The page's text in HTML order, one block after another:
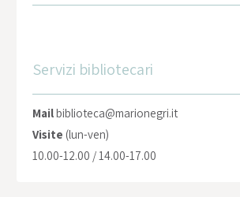
Servizi bibliotecari
Mailbiblioteca@marionegri.it
Visite (lun-ven)
10.00-12.00 / 14.00-17.00